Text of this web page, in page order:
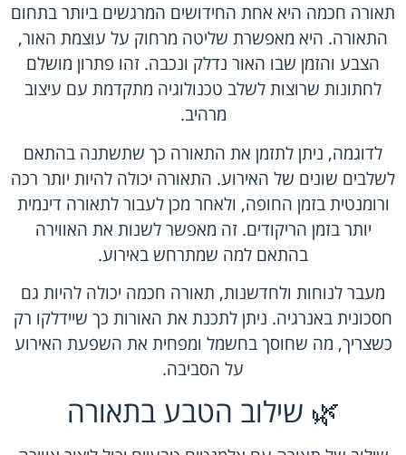
תאורה חכמה היא אחת החידושים המרגשים ביותר בתחום
התאורה. היא מאפשרת שליטה מרחוק על עוצמת האור,
הצבע והזמן שבו האור נדלק ונכבה. זהו פתרון מושלם
לחתונות שרוצות לשלב טכנולוגיה מתקדמת עם עיצוב
מרהיב.
לדוגמה, ניתן לתזמן את התאורה כך שתשתנה בהתאם
לשלבים שונים של האירוע. התאורה יכולה להיות יותר רכה
ורומנטית בזמן החופה, ולאחר מכן לעבור לתאורה דינמית
יותר בזמן הריקודים. זה מאפשר לשנות את האווירה
בהתאם למה שמתרחש באירוע.
מעבר לנוחות ולחדשנות, תאורה חכמה יכולה להיות גם
חסכונית באנרגיה. ניתן לתכנת את האורות כך שיידלקו רק
כשצריך, מה שחוסך בחשמל ומפחית את השפעת האירוע
על הסביבה.
🌿 שילוב הטבע בתאורה